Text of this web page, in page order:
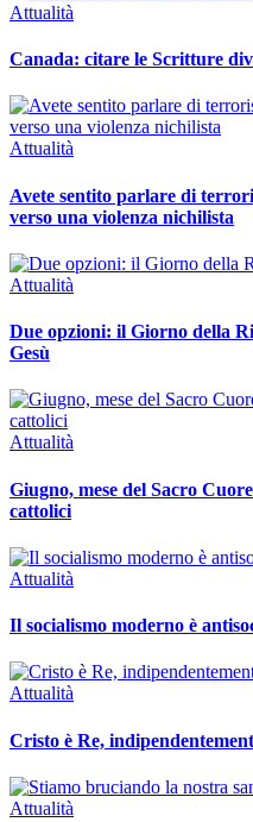
Attualità
Canada: citare le Scritture
Attualità
Avete sentito parlare di
verso una violenza nichilista
Attualità
Due opzioni: il Giorno della
Gesù
Attualità
Giugno, mese del Sacro
cattolici
Attualità
Il socialismo moderno è
Attualità
Cristo è Re,
Attualità